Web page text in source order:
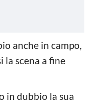
anche in campo,
la scena a fine
in dubbio la sua